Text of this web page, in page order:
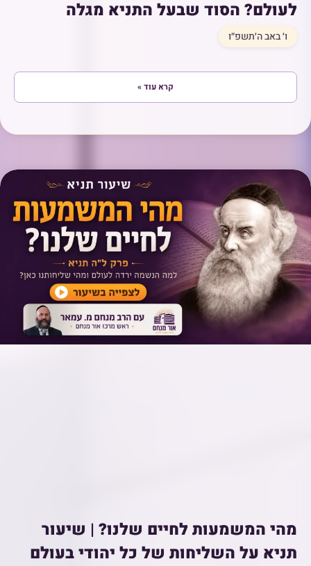
לעולם? הסוד שבעל התניא מגלה
ו׳ באב ה׳תשפ״ו
קרא עוד »
מהי המשמעות לחיים שלנו? | שיעור
תניא על השליחות של כל יהודי בעולם